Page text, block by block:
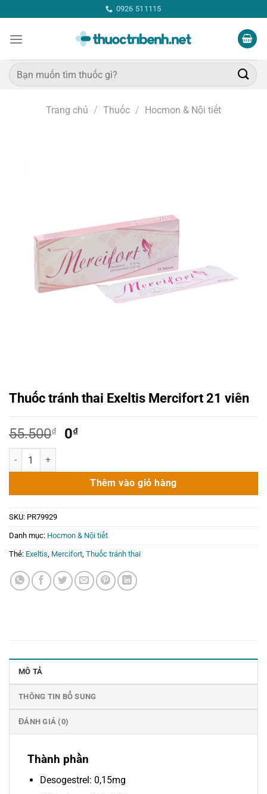
qua
nội
0926 511115
Tìm
kiếm:
Trang chủ / Thuốc / Hocmon & Nội tiết
Thuốc tránh thai Exeltis Mercifort 21 viên
55.500₫
Giá
55.500₫.
0₫Giá
là:
0₫.
Thuốc tránh thai Exeltis Mercifort 21 viên số lượng
Thêm vào giỏ hàng
SKU: PR79929
Danh mục: Hocmon & Nội tiết
Thẻ: Exeltis, Mercifort, Thuốc tránh thai
MÔ TẢ
THÔNG TIN BỔ SUNG
ĐÁNH GIÁ (0)
Thành phần
Desogestrel: 0,15mg